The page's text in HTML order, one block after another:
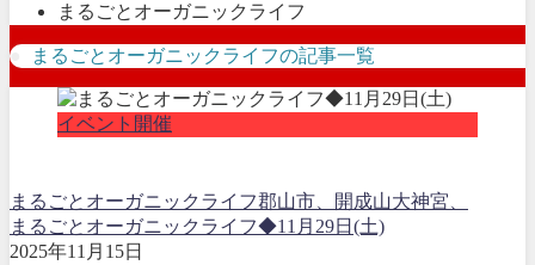
まるごとオーガニックライフ
まるごとオーガニックライフの記事一覧
イベント開催
まるごとオーガニックライフ郡山市、開成山大神宮、
まるごとオーガニックライフ◆11月29日(土)
2025年11月15日